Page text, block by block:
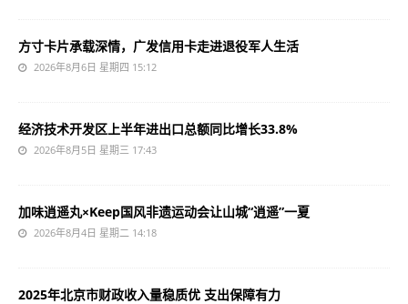
方寸卡片承载深情，广发信用卡走进退役军人生活
2026年8月6日 星期四 15:12
经济技术开发区上半年进出口总额同比增长33.8%
2026年8月5日 星期三 17:43
加味逍遥丸×Keep国风非遗运动会让山城“逍遥”一夏
2026年8月4日 星期二 14:18
2025年北京市财政收入量稳质优 支出保障有力